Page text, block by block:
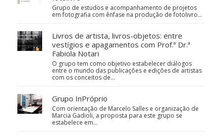
Grupo de estudos e acompanhamento de projetos
em fotografia com ênfase na produção de fotolivro...
Livros de artista, livros-objetos: entre
vestígios e apagamentos com Prof.ª Dr.ª
Fabiola Notari
O grupo tem como objetivo estabelecer diálogos
entre o mundo das publicações e edições de artistas
com os conceitos de…
Grupo InPróprio
Com orientação de Marcelo Salles e organização de
Marcia Gadioli, a proposta para este grupo se
estabelece em…